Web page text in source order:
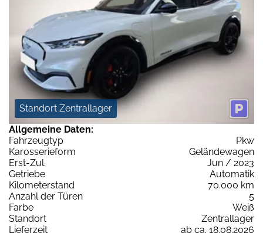
Standort Zentrallager
Allgemeine Daten:
Fahrzeugtyp
Pkw
Karosserieform
Geländewagen
Erst-Zul.
Jun / 2023
Getriebe
Automatik
Kilometerstand
70.000 km
Anzahl der Türen
5
Farbe
Weiß
Standort
Zentrallager
Lieferzeit
ab ca. 18.08.2026